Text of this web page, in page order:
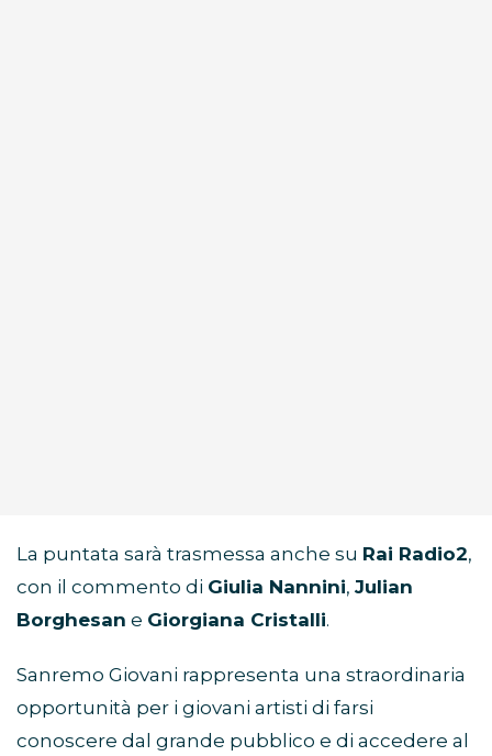
La puntata sarà trasmessa anche su Rai Radio2,
con il commento di Giulia Nannini, Julian
Borghesan e Giorgiana Cristalli.
Sanremo Giovani rappresenta una straordinaria
opportunità per i giovani artisti di farsi
conoscere dal grande pubblico e di accedere al